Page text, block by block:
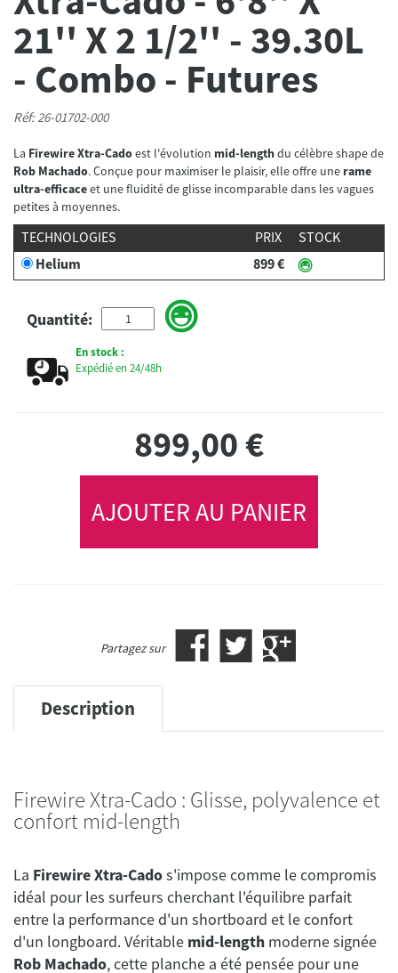
21'' X 2 1/2'' - 39.30L
- Combo - Futures
Réf: 26-01702-000
La Firewire Xtra-Cadoest l'évolution mid-lengthdu célèbre shape de
Rob Machado. Conçue pour maximiser le plaisir, elle offre une rame
ultra-efficaceet une fluidité de glisse incomparable dans les vagues
petites à moyennes.
TECHNOLOGIES PRIX
STOCK
Helium
899 €
Quantité:
En stock :
Expédié en 24/48h
899,00€
AJOUTER AU PANIER
Partagez sur
Description
Firewire Xtra-Cado : Glisse, polyvalence et
confort mid-length
La Firewire Xtra-Cados'impose comme le compromis
idéal pour les surfeurs cherchant l'équilibre parfait
entre la performance d'un shortboard et le confort
d'un longboard. Véritable mid-length moderne signée
Rob Machado, cette planche a été pensée pour une